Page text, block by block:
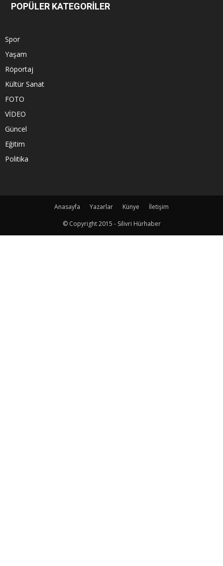
POPÜLER KATEGORİLER
Spor
Yaşam
Röportaj
Kültür Sanat
FOTO
VİDEO
Güncel
Eğitim
Politika
Anasayfa Yazarlar Künye
İletişim
© Copyright 2015 - Silivri Hürhaber